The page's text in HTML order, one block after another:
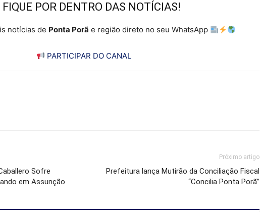
FIQUE POR DENTRO DAS NOTÍCIAS!
notícias de Ponta Porã e região direto no seu WhatsApp
PARTICIPAR DO CANAL
Sofre
em Assunção
Próximo artigo
Prefeitura lança Mutirão da Conciliação Fiscal
“Concilia Ponta Porã”